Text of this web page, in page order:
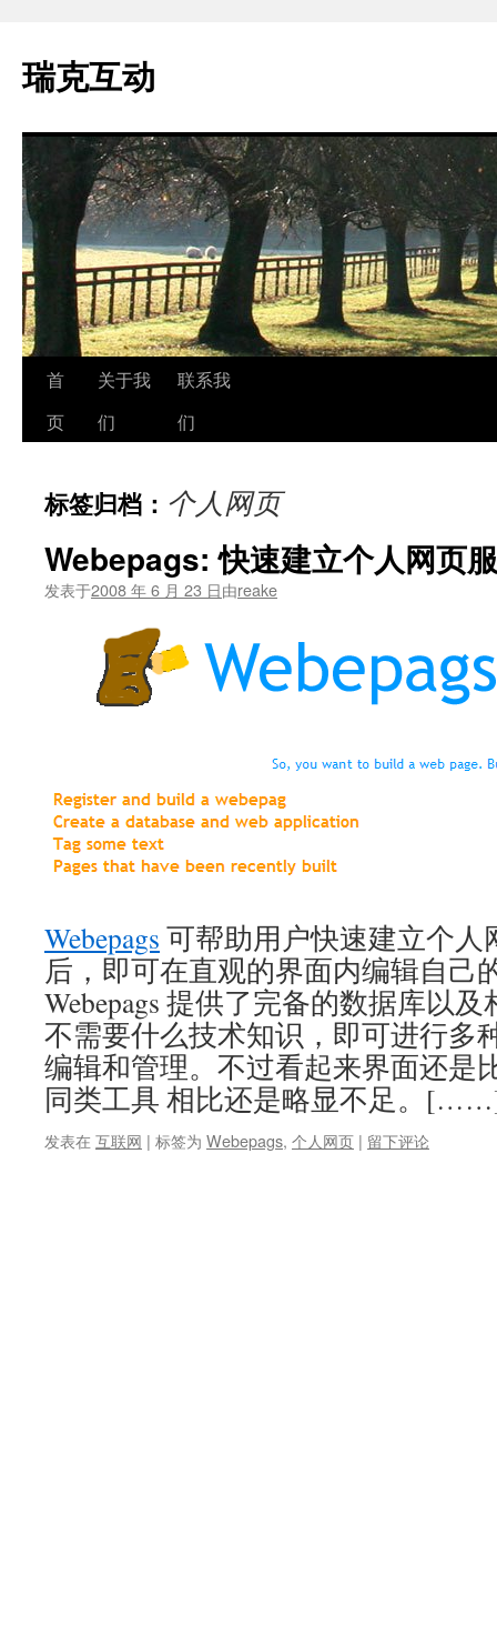
瑞克互动
跳
至
文
首
页
关于我
们
联系我
们
标签归档： 个人网页
Webepags: 快速建立个人网页
发表于2008 年 6 月 23 日由reake
Webepags 可帮助用户快速建立个人
后，即可在直观的界面内编辑自己
Webepags 提供了完备的数据库以
不需要什么技术知识，即可进行多
编辑和管理。不过看起来界面还是
同类工具 相比还是略显不足。
发表在 互联网 | 标签为 Webepags, 个人网页 | 留下评论